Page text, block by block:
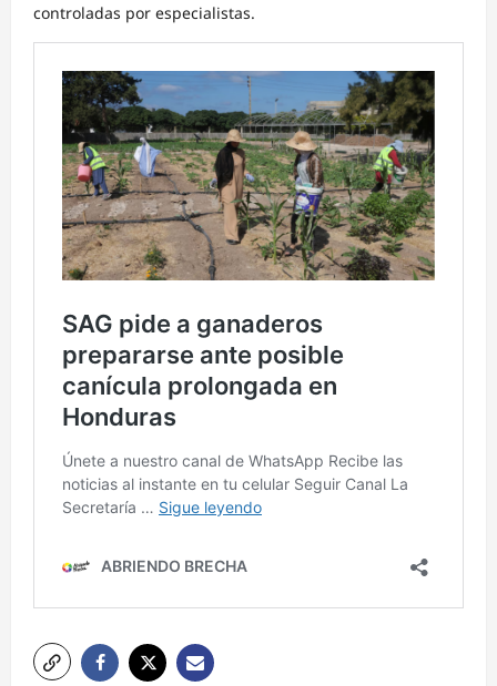
controladas por especialistas.